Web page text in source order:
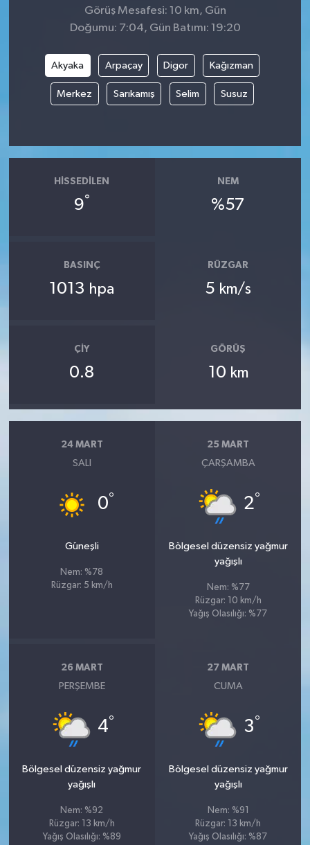
Görüş Mesafesi: 10 km, Gün
Doğumu: 7:04, Gün Batımı: 19:20
Akyaka Arpaçay Digor Kağızman
Merkez Sarıkamış Selim Susuz
HISSEDILEN
9°
NEM
%57
BASINÇ
1013 hpa
RÜZGAR
5 km/s
ÇIY
0.8
GÖRÜŞ
10 km
24 MART
SALI
0°
Güneşli
Nem: %78
Rüzgar: 5 km/h
25 MART
ÇARŞAMBA
2°
Bölgesel düzensiz yağmur
yağışlı
Nem: %77
Rüzgar: 10 km/h
Yağış Olasılığı: %77
26 MART
PERŞEMBE
4°
Bölgesel düzensiz yağmur
yağışlı
Nem: %92
Rüzgar: 13 km/h
Yağış Olasılığı: %89
27 MART
CUMA
3°
Bölgesel düzensiz yağmur
yağışlı
Nem: %91
Rüzgar: 13 km/h
Yağış Olasılığı: %87
YAYLADERE